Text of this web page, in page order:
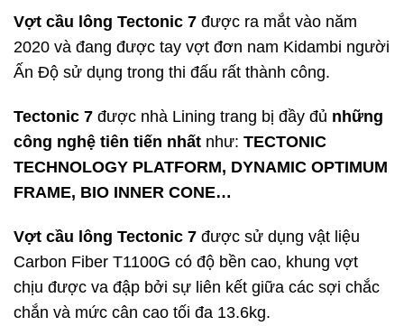
Vợt cầu lông Tectonic 7 được ra mắt vào năm
2020 và đang được tay vợt đơn nam Kidambi người
Ấn Độ sử dụng trong thi đấu rất thành công.
Tectonic 7 được nhà Lining trang bị đầy đủ những
công nghệ tiên tiến nhất như: TECTONIC
TECHNOLOGY PLATFORM, DYNAMIC OPTIMUM
FRAME, BIO INNER CONE…
Vợt cầu lông Tectonic 7 được sử dụng vật liệu
Carbon Fiber T1100G có độ bền cao, khung vợt
chịu được va đập bởi sự liên kết giữa các sợi chắc
chắn và mức cân cao tối đa 13.6kg.